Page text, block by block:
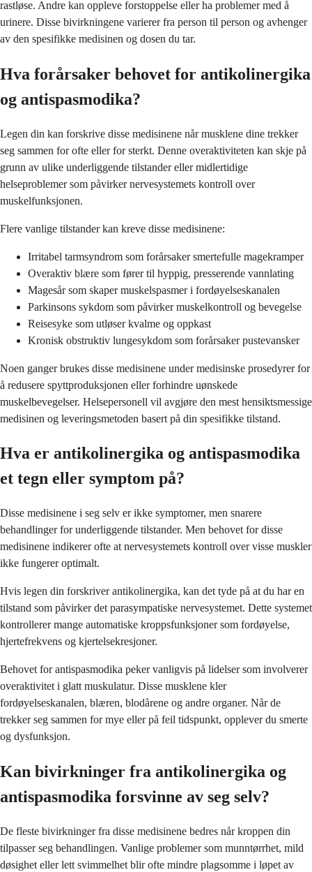
rastløse. Andre kan oppleve forstoppelse eller ha problemer med å
urinere. Disse bivirkningene varierer fra person til person og avhenger
av den spesifikke medisinen og dosen du tar.
Hva forårsaker behovet for antikolinergika
og antispasmodika?
Legen din kan forskrive disse medisinene når musklene dine trekker
seg sammen for ofte eller for sterkt. Denne overaktiviteten kan skje på
grunn av ulike underliggende tilstander eller midlertidige
helseproblemer som påvirker nervesystemets kontroll over
muskelfunksjonen.
Flere vanlige tilstander kan kreve disse medisinene:
Irritabel tarmsyndrom som forårsaker smertefulle magekramper
Overaktiv blære som fører til hyppig, presserende vannlating
Magesår som skaper muskelspasmer i fordøyelseskanalen
Parkinsons sykdom som påvirker muskelkontroll og bevegelse
Reisesyke som utløser kvalme og oppkast
Kronisk obstruktiv lungesykdom som forårsaker pustevansker
Noen ganger brukes disse medisinene under medisinske prosedyrer for
å redusere spyttproduksjonen eller forhindre uønskede
muskelbevegelser. Helsepersonell vil avgjøre den mest hensiktsmessige
medisinen og leveringsmetoden basert på din spesifikke tilstand.
Hva er antikolinergika og antispasmodika
et tegn eller symptom på?
Disse medisinene i seg selv er ikke symptomer, men snarere
behandlinger for underliggende tilstander. Men behovet for disse
medisinene indikerer ofte at nervesystemets kontroll over visse muskler
ikke fungerer optimalt.
Hvis legen din forskriver antikolinergika, kan det tyde på at du har en
tilstand som påvirker det parasympatiske nervesystemet. Dette systemet
kontrollerer mange automatiske kroppsfunksjoner som fordøyelse,
hjertefrekvens og kjertelsekresjoner.
Behovet for antispasmodika peker vanligvis på lidelser som involverer
overaktivitet i glatt muskulatur. Disse musklene kler
fordøyelseskanalen, blæren, blodårene og andre organer. Når de
trekker seg sammen for mye eller på feil tidspunkt, opplever du smerte
og dysfunksjon.
Kan bivirkninger fra antikolinergika og
antispasmodika forsvinne av seg selv?
De fleste bivirkninger fra disse medisinene bedres når kroppen din
tilpasser seg behandlingen. Vanlige problemer som munntørrhet, mild
døsighet eller lett svimmelhet blir ofte mindre plagsomme i løpet av